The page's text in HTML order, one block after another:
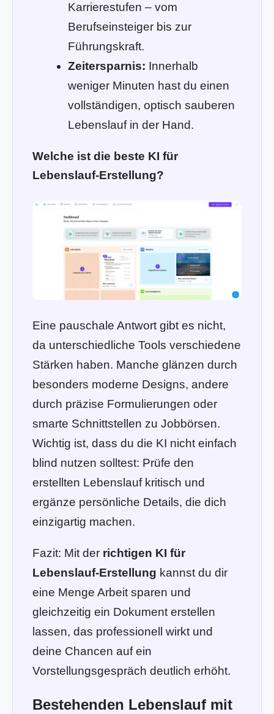
Karrierestufen – vom
Berufseinsteiger bis zur
Führungskraft.
Zeitersparnis: Innerhalb
weniger Minuten hast du einen
vollständigen, optisch sauberen
Lebenslauf in der Hand.
Welche ist die beste KI für
Lebenslauf-Erstellung?
Eine pauschale Antwort gibt es nicht,
da unterschiedliche Tools verschiedene
Stärken haben. Manche glänzen durch
besonders moderne Designs, andere
durch präzise Formulierungen oder
smarte Schnittstellen zu Jobbörsen.
Wichtig ist, dass du die KI nicht einfach
blind nutzen solltest: Prüfe den
erstellten Lebenslauf kritisch und
ergänze persönliche Details, die dich
einzigartig machen.
Fazit: Mit der richtigen KI für
Lebenslauf-Erstellung kannst du dir
eine Menge Arbeit sparen und
gleichzeitig ein Dokument erstellen
lassen, das professionell wirkt und
deine Chancen auf ein
Vorstellungsgespräch deutlich erhöht.
Bestehenden Lebenslauf mit